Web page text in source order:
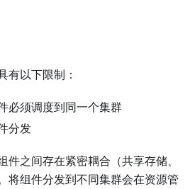
有以下限制：
必须调度到同一个集群
分发
件之间存在紧密耦合（共享存储、
将组件分发到不同集群会在资源管